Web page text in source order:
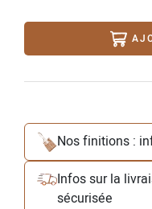
Nos finitions :
Infos sur la
sécurisée